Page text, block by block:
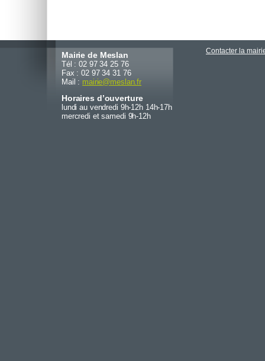
Mairie de Meslan
Tél : 02 97 34 25 76
Fax : 02 97 34 31 76
Mail : mairie@meslan.fr
Horaires d’ouverture
lundi au vendredi 9h-12h 14h-17h
mercredi et samedi 9h-12h
Contacter la